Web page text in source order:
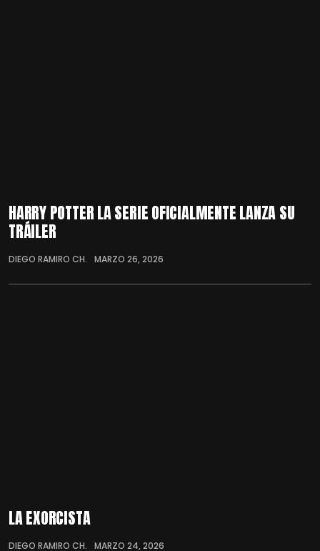
HARRY POTTER LA SERIE OFICIALMENTE LANZA SU
TRÁILER
DIEGO RAMIRO CH. MARZO 26, 2026
LA EXORCISTA
DIEGO RAMIRO CH. MARZO 24, 2026